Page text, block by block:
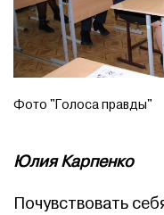
Фото "Голоса правды"
Юлия Карпенко
Почувствовать